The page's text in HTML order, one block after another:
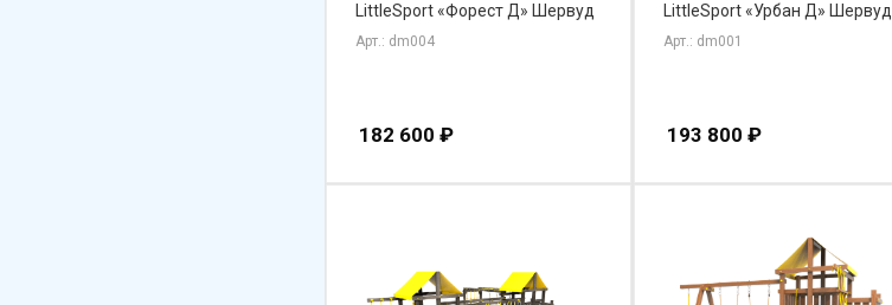
LittleSport «Форест Д» Шервуд
Арт.: dm004
182 600 ₽
LittleSport «Урбан Д» Шервуд
Арт.: dm001
193 800 ₽